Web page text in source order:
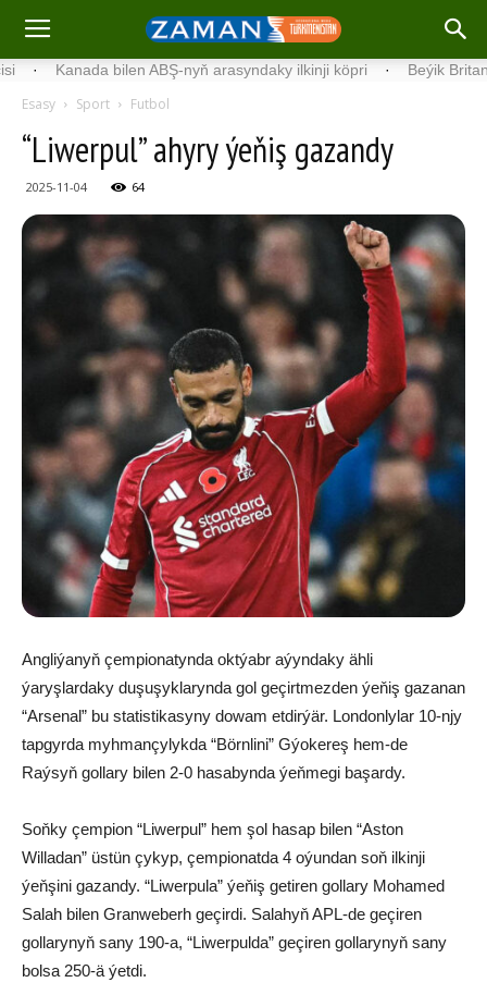
bilen ABŞ-nyň arasyndaky ilkinji köp­ri · Beýik Britaniýada
Esasy Sport Futbol
“Liwerpul” ahyry ýeňiş gazandy
2025-11-04 64
Angliýanyň çempionatynda oktýabr aýyndaky ähli
ýaryşlardaky duşuşyklarynda gol geçirtmezden ýeňiş gazanan
“Arsenal” bu statistikasyny dowam etdirýär. Londonlylar 10-njy
tapgyrda myhmançylykda “Börnlini” Gýokereş hem-de
Raýsyň gollary bilen 2-0 hasabynda ýeňmegi başardy.
Soňky çempion “Liwerpul” hem şol hasap bilen “Aston
Willadan” üstün çykyp, çempionatda 4 oýundan soň ilkinji
ýeňşini gazandy. “Liwerpula” ýeňiş getiren gollary Mohamed
Salah bilen Granweberh geçirdi. Salahyň APL-de geçiren
gollarynyň sany 190-a, “Liwerpulda” geçiren gollarynyň sany
bolsa 250-ä ýetdi.